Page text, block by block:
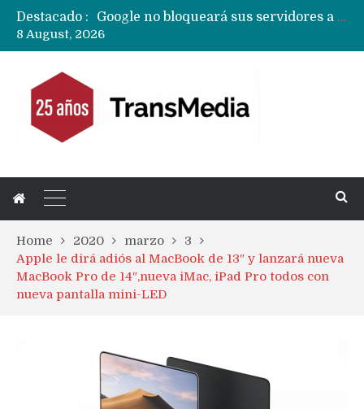
Destacado :
Google no bloqueará sus servidores a MicroG pero tiene un plan para eliminarlo como opción para teléfonos Huawei
CXMT le dice NO a la venta de sus memorias a Apple y dará prioridad a Huawei y Xiaomi
8 August, 2026
Home 2020 marzo
3
Apple le dirá adiós al MacBook de 13″ y lanzará nueva
MacBook Pro de 14″,nueva iMac, iPad Pro todos con
nueva pantalla mini-LED